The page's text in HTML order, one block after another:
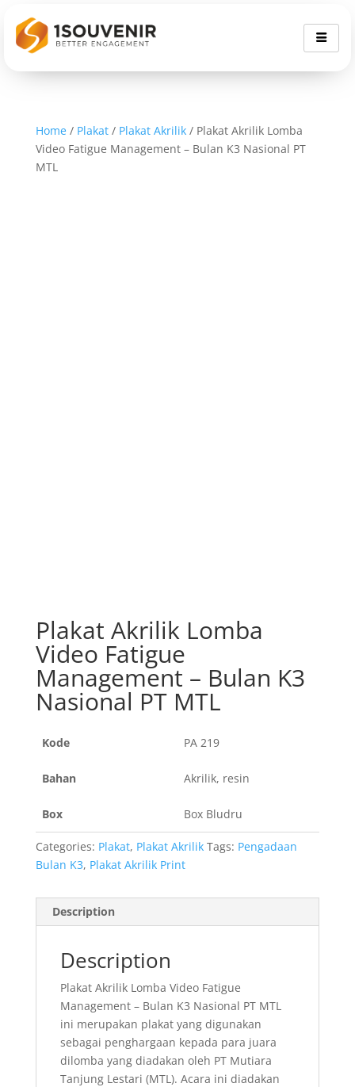
Home/ Plakat/ Plakat Akrilik/ Plakat Akrilik Lomba
Video Fatigue Management – Bulan K3 Nasional PT
MTL
Plakat Akrilik Lomba
Video Fatigue
Management – Bulan K3
Nasional PT MTL
Kode PA 219
Bahan Akrilik, resin
Box Box Bludru
Categories: Plakat, Plakat Akrilik Tags: Pengadaan
Bulan K3, Plakat Akrilik Print
Description
Description
Plakat Akrilik Lomba Video Fatigue
Management – Bulan K3 Nasional PT MTL
ini merupakan plakat yang digunakan
sebagai penghargaan kepada para juara
dilomba yang diadakan oleh PT Mutiara
Tanjung Lestari (MTL). Acara ini diadakan